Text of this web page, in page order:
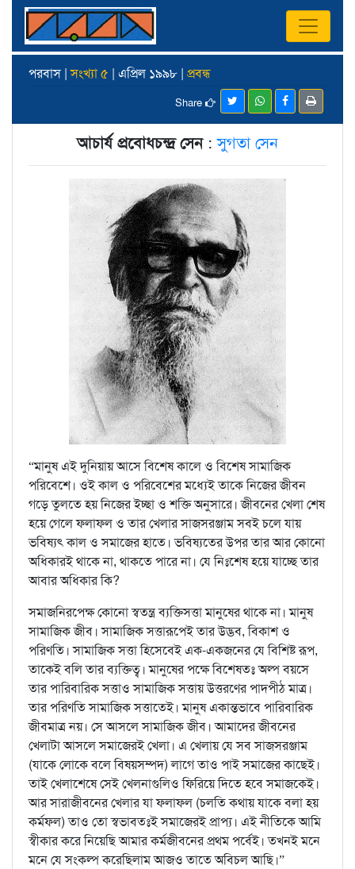
পরবাস |সংখ্যা ৫ | এপ্রিল ১৯৯৮ | প্রবন্ধ
Share
আচার্য প্রবোধচন্দ্র সেন:সুগতা সেন
“মানুষ এই দুনিয়ায় আসে বিশেষ কালে ও বিশেষ সামাজিক
পরিবেশে। ওই কাল ও পরিবেশের মধ্যেই তাকে নিজের জীবন
গড়ে তুলতে হয় নিজের ইচ্ছা ও শক্তি অনুসারে। জীবনের খেলা শেষ
হয়ে গেলে ফলাফল ও তার খেলার সাজসরঞ্জাম সবই চলে যায়
ভবিষ্যৎ কাল ও সমাজের হাতে। ভবিষ্যতের উপর তার আর কোনো
অধিকারই থাকে না, থাকতে পারে না। যে নিঃশেষ হয়ে যাচ্ছে তার
আবার অধিকার কি?
সমাজনিরপেক্ষ কোনো স্বতন্ত্র ব্যক্তিসত্তা মানুষের থাকে না। মানুষ
সামাজিক জীব। সামাজিক সত্তারূপেই তার উদ্ভব, বিকাশ ও
পরিণতি। সামাজিক সত্তা হিসেবেই এক-একজনের যে বিশিষ্ট রূপ,
তাকেই বলি তার ব্যক্তিত্ব। মানুষের পক্ষে বিশেষতঃ অল্প বয়সে
তার পারিবারিক সত্তাও সামাজিক সত্তায় উত্তরণের পাদপীঠ মাত্র।
তার পরিণতি সামাজিক সত্তাতেই। মানুষ একান্তভাবে পারিবারিক
জীবমাত্র নয়। সে আসলে সামাজিক জীব। আমাদের জীবনের
খেলাটা আসলে সমাজেরই খেলা। এ খেলায় যে সব সাজসরঞ্জাম
(যাকে লোকে বলে বিষয়সম্পদ) লাগে তাও পাই সমাজের কাছেই।
তাই খেলাশেষে সেই খেলনাগুলিও ফিরিয়ে দিতে হবে সমাজকেই।
আর সারাজীবনের খেলার যা ফলাফল (চলতি কথায় যাকে বলা হয়
কর্মফল) তাও তো স্বভাবতঃই সমাজেরই প্রাপ্য। এই নীতিকে আমি
স্বীকার করে নিয়েছি আমার কর্মজীবনের প্রথম পর্বেই। তখনই মনে
মনে যে সংকল্প করেছিলাম আজও তাতে অবিচল আছি।”